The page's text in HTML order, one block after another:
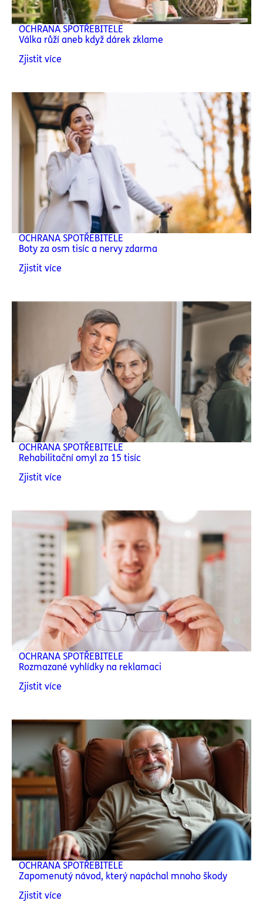
OCHRANA SPOTŘEBITELE
Válka růží aneb když dárek zklame
Zjistit více
OCHRANA SPOTŘEBITELE
Boty za osm tisíc a nervy zdarma
Zjistit více
OCHRANA SPOTŘEBITELE
Rehabilitační omyl za 15 tisíc
Zjistit více
OCHRANA SPOTŘEBITELE
Rozmazané vyhlídky na reklamaci
Zjistit více
OCHRANA SPOTŘEBITELE
Zapomenutý návod, který napáchal mnoho škody
Zjistit více